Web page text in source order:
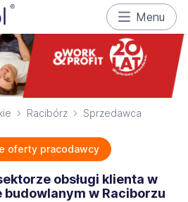
Menu
Racibórz Sprzedawca
oferty pracodawcy
obsługi klienta w
budowlanym w Raciborzu